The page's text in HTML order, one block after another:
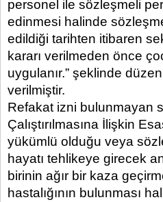
personel ile sözleşmeli
edinmesi halinde
edildiği tarihten itibaren
kararı verilmeden önce
uygulanır.” şeklinde
verilmiştir.
Refakat izni bulunmayan
Çalıştırılmasına İlişkin
yükümlü olduğu veya
hayatı tehlikeye girecek
birinin ağır bir kaza
hastalığının bulunması